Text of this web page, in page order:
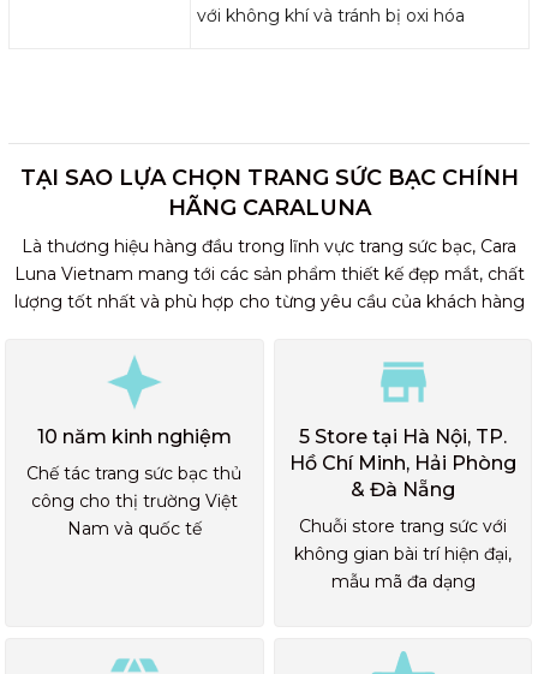
với không khí và tránh bị oxi hóa
TẠI SAO LỰA CHỌN TRANG SỨC BẠC CHÍNH
HÃNG CARALUNA
Là thương hiệu hàng đầu trong lĩnh vực trang sức bạc, Cara
Luna Vietnam mang tới các sản phẩm thiết kế đẹp mắt, chất
lượng tốt nhất và phù hợp cho từng yêu cầu của khách hàng
10 năm kinh nghiệm
Chế tác trang sức bạc thủ
công cho thị trường Việt
Nam và quốc tế
5 Store tại Hà Nội, TP.
Hồ Chí Minh, Hải Phòng
& Đà Nẵng
Chuỗi store trang sức với
không gian bài trí hiện đại,
mẫu mã đa dạng